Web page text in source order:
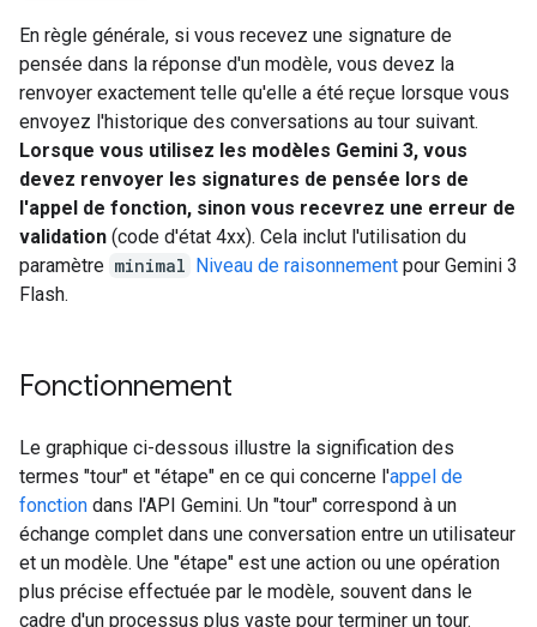
En règle générale, si vous recevez une signature de
pensée dans la réponse d'un modèle, vous devez la
renvoyer exactement telle qu'elle a été reçue lorsque vous
envoyez l'historique des conversations au tour suivant.
Lorsque vous utilisez les modèles Gemini 3, vous
devez renvoyer les signatures de pensée lors de
l'appel de fonction, sinon vous recevrez une erreur de
validation (code d'état 4xx). Cela inclut l'utilisation du
paramètre minimal Niveau de raisonnement pour Gemini 3
Flash.
Fonctionnement
Le graphique ci-dessous illustre la signification des
termes "tour" et "étape" en ce qui concerne l'appel de
fonction dans l'API Gemini. Un "tour" correspond à un
échange complet dans une conversation entre un utilisateur
et un modèle. Une "étape" est une action ou une opération
plus précise effectuée par le modèle, souvent dans le
cadre d'un processus plus vaste pour terminer un tour.